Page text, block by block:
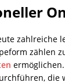
zahlreiche